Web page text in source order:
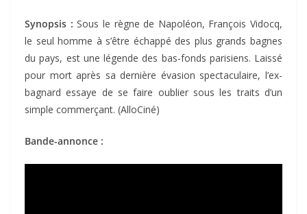
Synopsis :Sous le règne de Napoléon, François Vidocq,
le seul homme à s’être échappé des plus grands bagnes
du pays, est une légende des bas-fonds parisiens. Laissé
pour mort après sa dernière évasion spectaculaire, l’ex-
bagnard essaye de se faire oublier sous les traits d’un
simple commerçant. (AlloCiné)
Bande-annonce :